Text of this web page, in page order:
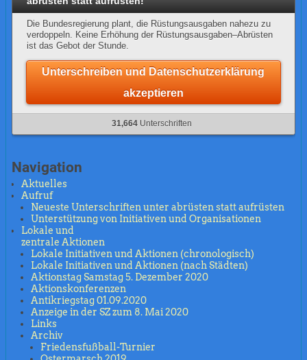
Die Bundesregierung plant, die Rüstungsausgaben nahezu zu
verdoppeln. Keine Erhöhung der Rüstungsausgaben–Abrüsten
ist das Gebot der Stunde.
Unterschreiben und Datenschutzerklärung
akzeptieren
31,664 Unterschriften
Navigation
Aktuelles
Aufruf
Neueste Unterschriften unter abrüsten statt aufrüsten
Unterstützung von Initiativen und Organisationen
Lokale und
zentrale Aktionen
Lokale Initiativen und Aktionen (chronologisch)
Lokale Initiativen und Aktionen (nach Städten)
Aktionstag Samstag 5. Dezember 2020
Aktionskonferenzen
Antikriegstag 01.09.2020
Anzeige in der SZ zum 8. Mai 2020
Links
Archiv
Friedensfußball-Turnier